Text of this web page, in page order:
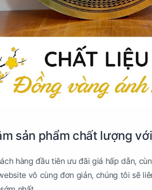
sản phẩm chất lượng
hàng đầu tiên ưu đãi giá hấp dẫn,
vô cùng đơn giản, chúng tôi sẽ